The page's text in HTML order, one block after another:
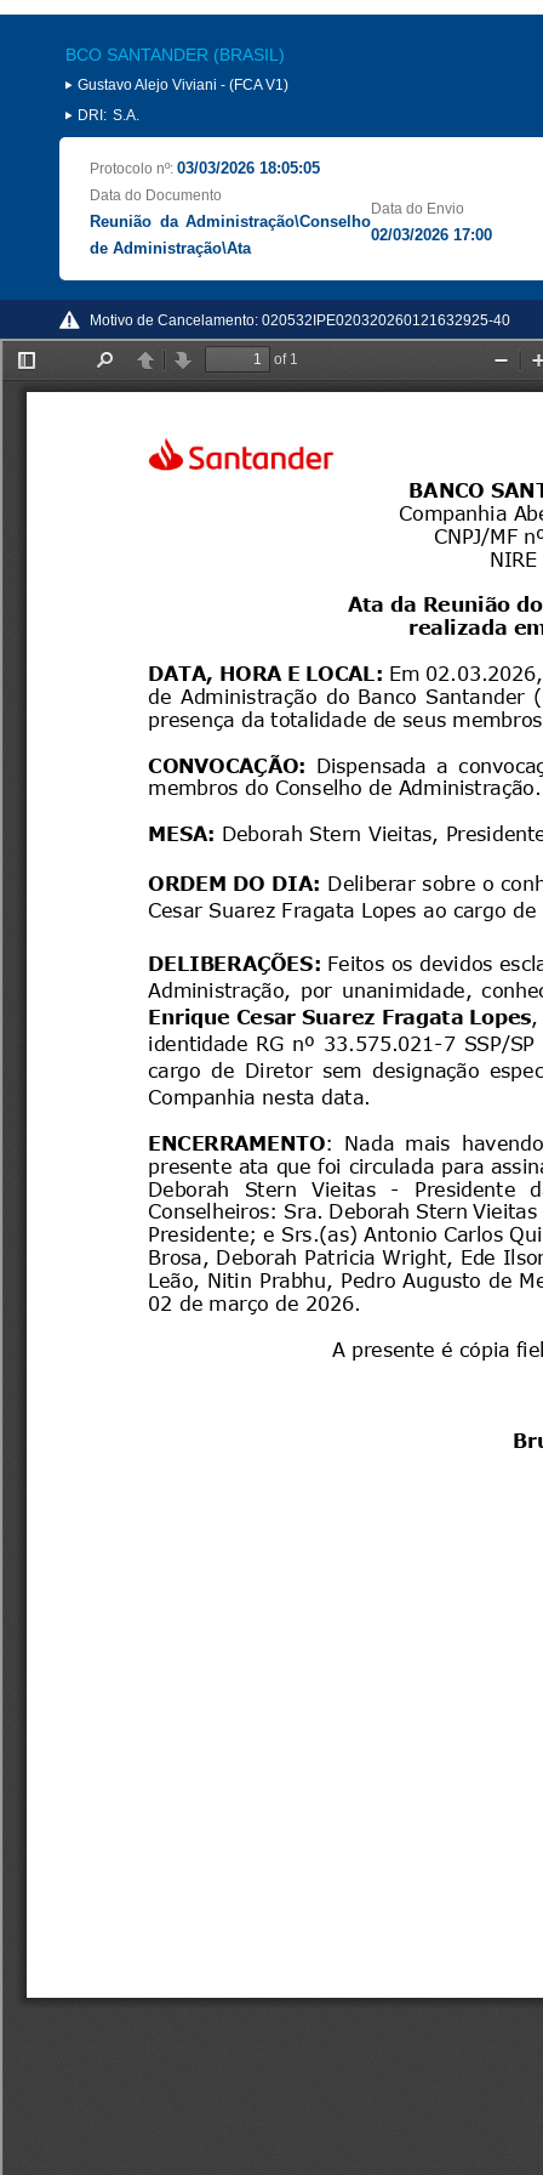
BCO SANTANDER (BRASIL)
Gustavo Alejo Viviani - (FCA V1)
DRI: S.A.
Protocolo nº: 03/03/2026 18:05:05
Data do Documento
Reunião da Administração\Conselho
de Administração\Ata
Data do Envio
02/03/2026 17:00
Motivo de Cancelamento: 020532IPE020320260121632925-40